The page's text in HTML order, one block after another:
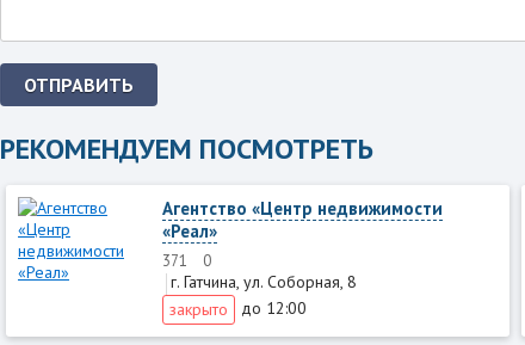
ОТПРАВИТЬ
РЕКОМЕНДУЕМ ПОСМОТРЕТЬ
Агентство «Центр недвижимости
«Реал»
371 0
г. Гатчина, ул. Соборная, 8
закрыто
до 12:00